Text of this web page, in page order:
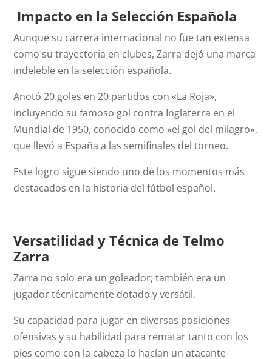
Impacto en la Selección Española
Aunque su carrera internacional no fue tan extensa
como su trayectoria en clubes, Zarra dejó una marca
indeleble en la selección española.
Anotó 20 goles en 20 partidos con «La Roja»,
incluyendo su famoso gol contra Inglaterra en el
Mundial de 1950, conocido como «el gol del milagro»,
que llevó a España a las semifinales del torneo.
Este logro sigue siendo uno de los momentos más
destacados en la historia del fútbol español.
Versatilidad y Técnica de Telmo
Zarra
Zarra no solo era un goleador; también era un
jugador técnicamente dotado y versátil.
Su capacidad para jugar en diversas posiciones
ofensivas y su habilidad para rematar tanto con los
pies como con la cabeza lo hacían un atacante